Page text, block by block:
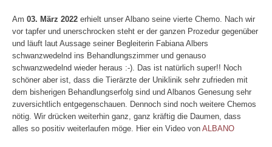
Am03. März 2022erhielt unser Albano seine vierte Chemo. Nach wir
vor tapfer und unerschrocken steht er der ganzen Prozedur gegenüber
und läuft laut Aussage seiner Begleiterin Fabiana Albers
schwanzwedelnd ins Behandlungszimmer und genauso
schwanzwedelnd wieder heraus :-). Das ist natürlich super!! Noch
schöner aber ist, dass die Tierärzte der Uniklinik sehr zufrieden mit
dem bisherigen Behandlungserfolg sind und Albanos Genesung sehr
zuversichtlich entgegenschauen. Dennoch sind noch weitere Chemos
nötig. Wir drücken weiterhin ganz, ganz kräftig die Daumen, dass
alles so positiv weiterlaufen möge. Hier ein Video vonALBANO